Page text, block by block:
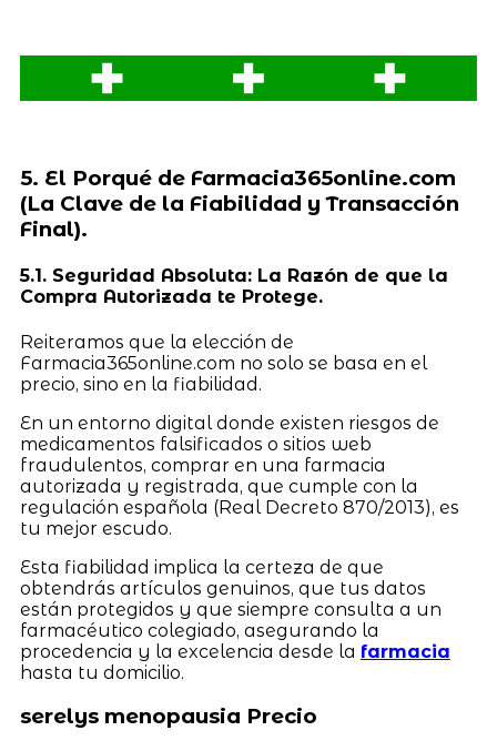
5. El Porqué de Farmacia365online.com
(La Clave de la Fiabilidad y Transacción
Final).
5.1. Seguridad Absoluta: La Razón de que la
Compra Autorizada te Protege.
Reiteramos que la elección de
Farmacia365online.com no solo se basa en el
precio, sino en la fiabilidad.
En un entorno digital donde existen riesgos de
medicamentos falsificados o sitios web
fraudulentos, comprar en una farmacia
autorizada y registrada, que cumple con la
regulación española (Real Decreto 870/2013), es
tu mejor escudo.
Esta fiabilidad implica la certeza de que
obtendrás artículos genuinos, que tus datos
están protegidos y que siempre consulta a un
farmacéutico colegiado, asegurando la
procedencia y la excelencia desde la farmacia
hasta tu domicilio.
serelys menopausia Precio